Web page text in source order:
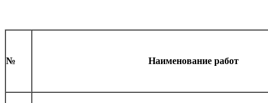
№ Наименование работ